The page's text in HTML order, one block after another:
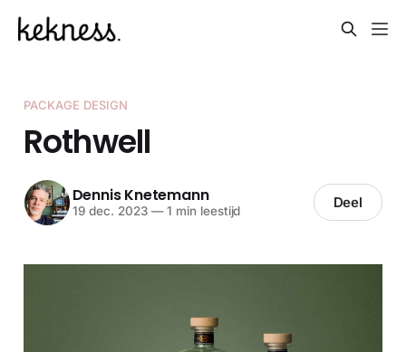
PACKAGE DESIGN
Rothwell
Dennis Knetemann
19 dec. 2023 —1 min leestijd Deel